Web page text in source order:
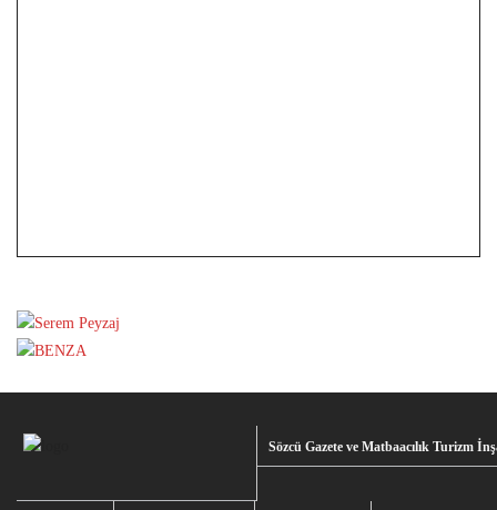
Sözcü Gazete ve Matbaacılık Turizm